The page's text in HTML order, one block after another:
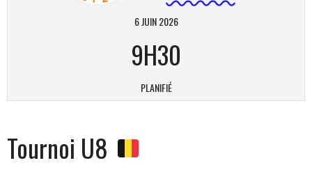
6 JUIN 2026
9H30
PLANIFIÉ
Tournoi U8